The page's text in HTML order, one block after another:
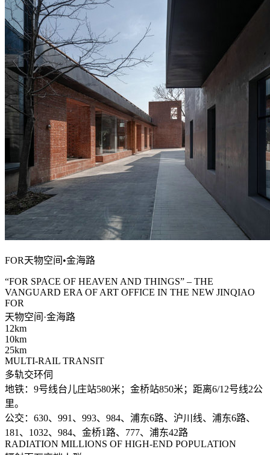
FOR天物空间•金海路
“FOR SPACE OF HEAVEN AND THINGS” – THE
VANGUARD ERA OF ART OFFICE IN THE NEW JINQIAO
FOR
天物空间·金海路
12km
10km
25km
MULTI-RAIL TRANSIT
多轨交环伺
地铁：9号线台儿庄站580米；金桥站850米；距离6/12号线2公
里。
公交：630、991、993、984、浦东6路、沪川线、浦东6路、
181、1032、984、金桥1路、777、浦东42路
RADIATION MILLIONS OF HIGH-END POPULATION